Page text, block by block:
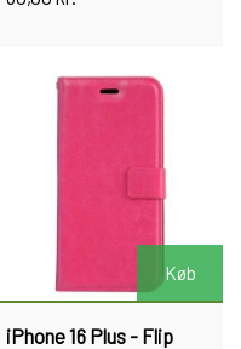
Køb
iPhone 16 Plus - Flip